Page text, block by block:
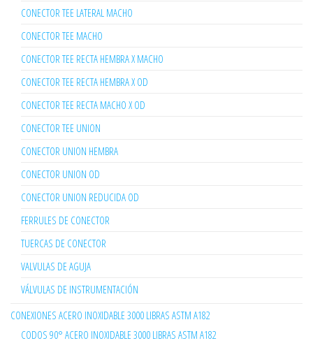
CONECTOR TEE LATERAL MACHO
CONECTOR TEE MACHO
CONECTOR TEE RECTA HEMBRA X MACHO
CONECTOR TEE RECTA HEMBRA X OD
CONECTOR TEE RECTA MACHO X OD
CONECTOR TEE UNION
CONECTOR UNION HEMBRA
CONECTOR UNION OD
CONECTOR UNION REDUCIDA OD
FERRULES DE CONECTOR
TUERCAS DE CONECTOR
VALVULAS DE AGUJA
VÁLVULAS DE INSTRUMENTACIÓN
CONEXIONES ACERO INOXIDABLE 3000 LIBRAS ASTM A182
CODOS 90° ACERO INOXIDABLE 3000 LIBRAS ASTM A182